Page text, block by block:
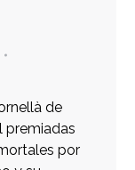
de
premiadas
por